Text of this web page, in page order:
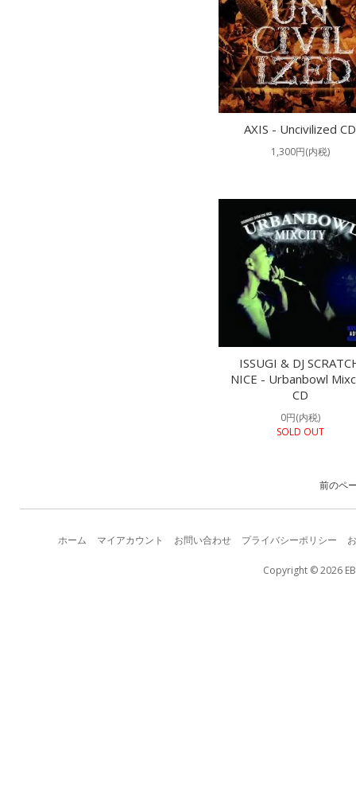
AXIS - Uncivilized CD
1,300円(内税)
ISSUGI & DJ
NICE - Urbanbowl
CD
0円(内税)
SOLD OUT
前のペ
ホーム マイアカウント お問い合わせ プライバシーポリシー
Copyright © 2026